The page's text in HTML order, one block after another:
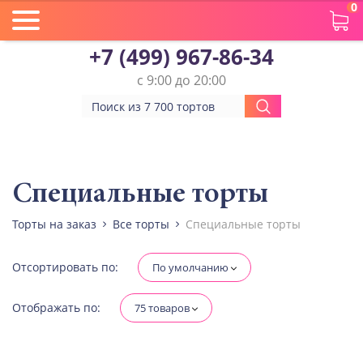
0
+7 (499) 967-86-34
с 9:00 до 20:00
Количество ярусов
Разные начинки для ярусов
Специальные торты
Торты на заказ Все торты Специальные торты
Отсортировать по: По умолчанию
Отображать по: 75 товаров